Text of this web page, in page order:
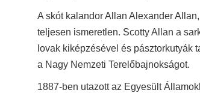
A skót kalandor Allan Alexander
teljesen ismeretlen. Scotty Allan a
lovak kiképzésével és pásztorkutyák
a Nagy Nemzeti Terelőbajnokságot.
1887-ben utazott az Egyesült